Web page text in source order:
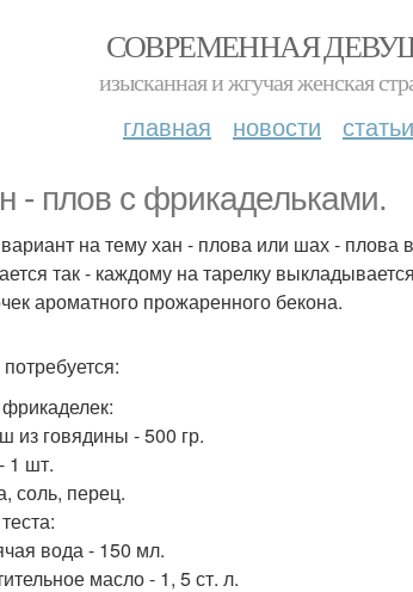
СОВРЕМЕННАЯ
изысканная и жгучая женская
главная новости статьи
- плов с фрикадельками.
на тему хан - плова или шах - плова
так - каждому на тарелку
ароматного прожаренного бекона.
из говядины - 500 гр.
1 шт.
соль, перец.
вода - 150 мл.
масло - 1, 5 ст. л.